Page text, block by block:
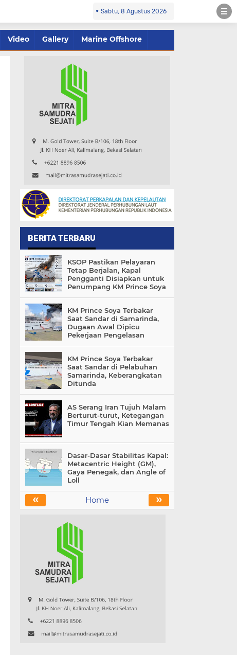
Sabtu, 8 Agustus 2026
Video Gallery Marine Offshore
BERITA TERBARU
KSOP Pastikan Pelayaran
Tetap Berjalan, Kapal
Pengganti Disiapkan untuk
Penumpang KM Prince Soya
KM Prince Soya Terbakar
Saat Sandar di Samarinda,
Dugaan Awal Dipicu
Pekerjaan Pengelasan
KM Prince Soya Terbakar
Saat Sandar di Pelabuhan
Samarinda, Keberangkatan
Ditunda
AS Serang Iran Tujuh Malam
Berturut-turut, Ketegangan
Timur Tengah Kian Memanas
Dasar-Dasar Stabilitas Kapal:
Metacentric Height (GM),
Gaya Penegak, dan Angle of
Loll
« »
Home